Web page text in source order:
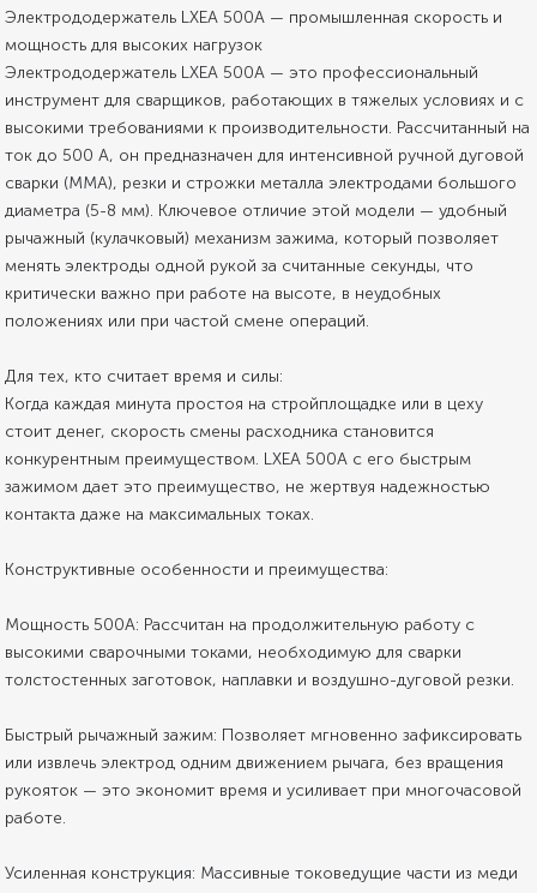
Электрододержатель LXEA 500A — промышленная скорость и
мощность для высоких нагрузок
Электрододержатель LXEA 500A — это профессиональный
инструмент для сварщиков, работающих в тяжелых условиях и с
высокими требованиями к производительности. Рассчитанный на
ток до 500 А, он предназначен для интенсивной ручной дуговой
сварки (MMA), резки и строжки металла электродами большого
диаметра (5-8 мм). Ключевое отличие этой модели — удобный
рычажный (кулачковый) механизм зажима, который позволяет
менять электроды одной рукой за считанные секунды, что
критически важно при работе на высоте, в неудобных
положениях или при частой смене операций.
Для тех, кто считает время и силы:
Когда каждая минута простоя на стройплощадке или в цеху
стоит денег, скорость смены расходника становится
конкурентным преимуществом. LXEA 500A с его быстрым
зажимом дает это преимущество, не жертвуя надежностью
контакта даже на максимальных токах.
Конструктивные особенности и преимущества:
Мощность 500А: Рассчитан на продолжительную работу с
высокими сварочными токами, необходимую для сварки
толстостенных заготовок, наплавки и воздушно-дуговой резки.
Быстрый рычажный зажим: Позволяет мгновенно зафиксировать
или извлечь электрод одним движением рычага, без вращения
рукояток — это экономит время и усиливает при многочасовой
работе.
Усиленная конструкция: Массивные токоведущие части из меди